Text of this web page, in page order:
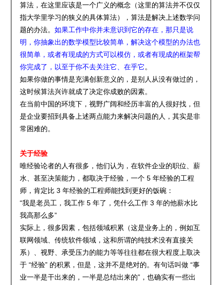
算法，在这里应该是一个广义的概念（这里的算法并不仅仅
指大学里学习的狭义的具体算法），算法是解决上述数学问
题的办法。 如果工作中你并未意识到它的存在，那只是说
明，你抽象出的数学模型比较简单，解决这个模型的办法也
很简单，或者有现成的方式可以模仿，或者有现成的框架帮
你完成了，以至于你不去关注它、在乎它。
如果你做的事情是充满创新意义的，是别人从没有做过的，
这时候算法兴许就成了决定你成败的因素。
在当前中国的环境下，视野广阔和经历丰富的人很好找，但
是企业要招到具备上述两点能力来解决问题的人，其实是非
常困难的。
关于经验
唯经验论者的人有很多，他们认为，在软件企业的职位、薪
水、甚至决策能力，都取决于经验，一个 5 年经验的工程
师，肯定比 3 年经验的工程师能找到更好的饭碗：
“我是老员工，我工作 5 年了，凭什么工作 3 年的他薪水比
我高那么多”
实际上，很多因素，包括领域积累（这是业务上的，例如互
联网领域、传统软件领域，这和所谓的纯技术没有直接关
系）、视野、承受压力的能力等等往往都在很大程度上取决
于 “经验” 的积累，但是，这并不是绝对的。有句话叫做 “事
业一半是干出来的，一半是总结出来的”，也确实有一些出